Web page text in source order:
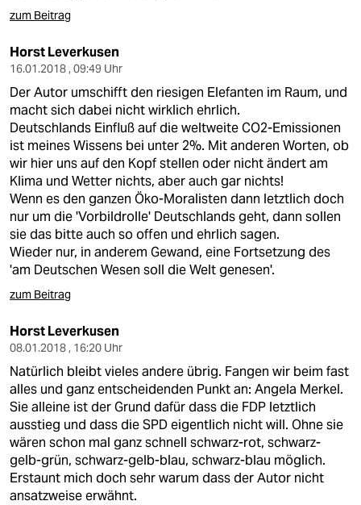
zum Beitrag
Horst Leverkusen
16.01.2018 , 09:49 Uhr
Der Autor umschifft den riesigen Elefanten im Raum, und
macht sich dabei nicht wirklich ehrlich.
Deutschlands Einfluß auf die weltweite CO2-Emissionen
ist meines Wissens bei unter 2%. Mit anderen Worten, ob
wir hier uns auf den Kopf stellen oder nicht ändert am
Klima und Wetter nichts, aber auch gar nichts!
Wenn es den ganzen Öko-Moralisten dann letztlich doch
nur um die 'Vorbildrolle' Deutschlands geht, dann sollen
sie das bitte auch so offen und ehrlich sagen.
Wieder nur, in anderem Gewand, eine Fortsetzung des
'am Deutschen Wesen soll die Welt genesen'.
zum Beitrag
Horst Leverkusen
08.01.2018 , 16:20 Uhr
Natürlich bleibt vieles andere übrig. Fangen wir beim fast
alles und ganz entscheidenden Punkt an: Angela Merkel.
Sie alleine ist der Grund dafür dass die FDP letztlich
ausstieg und dass die SPD eigentlich nicht will. Ohne sie
wären schon mal ganz schnell schwarz-rot, schwarz-
gelb-grün, schwarz-gelb-blau, schwarz-blau möglich.
Erstaunt mich doch sehr warum dass der Autor nicht
ansatzweise erwähnt.